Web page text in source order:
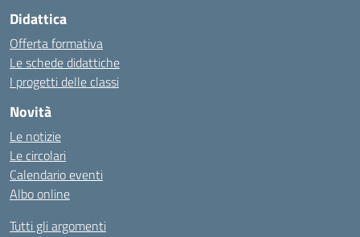
Didattica
Offerta formativa
Le schede didattiche
I progetti delle classi
Novità
Le notizie
Le circolari
Calendario eventi
Albo online
Tutti gli argomenti